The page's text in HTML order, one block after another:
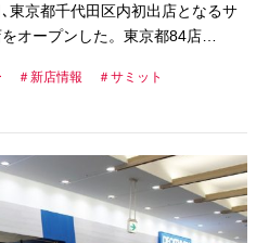
東京都千代田区内初出店となるサ
オープンした。東京都84店…
新店情報
サミット